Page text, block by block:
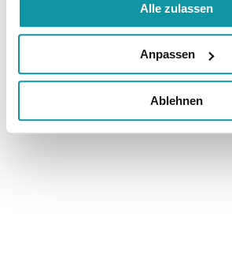
Alle zulassen
Anpassen
Ablehnen